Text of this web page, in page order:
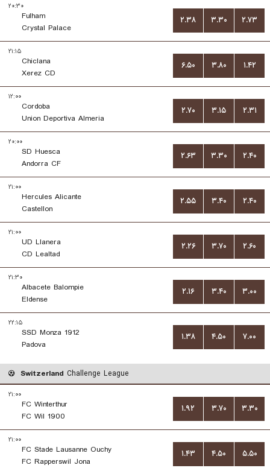
۲۰:۳۰
Fulham
Crystal Palace
۲.۳۸ ۳.۳۰ ۲.۷۳
۲۱:۱۵
Chiclana
Xerez CD
۶.۵۰ ۳.۸۰ ۱.۴۲
۱۲:۰۰
Cordoba
Union Deportiva Almeria
۲.۷۰ ۳.۱۵ ۲.۳۱
۲۰:۰۰
SD Huesca
Andorra CF
۲.۶۳ ۳.۳۰ ۲.۴۰
۲۱:۰۰
Hercules Alicante
Castellon
۲.۵۵ ۳.۴۰ ۲.۴۰
۲۱:۰۰
UD Llanera
CD Lealtad
۲.۲۶ ۳.۷۰ ۲.۶۰
۲۱:۳۰
Albacete Balompie
Eldense
۲.۱۶ ۳.۴۰ ۳.۰۰
۲۲:۱۵
SSD Monza 1912
Padova
۱.۳۸ ۴.۵۰ ۷.۰۰
Switzerland Challenge League
۲۱:۰۰
FC Winterthur
FC Wil 1900
۱.۹۲ ۳.۷۰ ۳.۳۰
۲۱:۰۰
FC Stade Lausanne Ouchy
FC Rapperswil Jona
۱.۴۳ ۴.۵۰ ۵.۵۰